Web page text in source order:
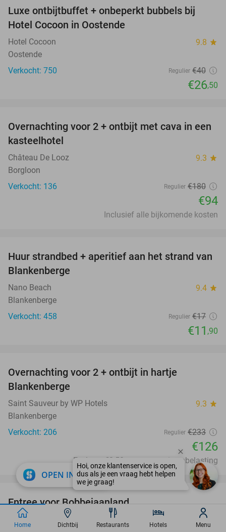
Luxe ontbijtbuffet + onbeperkt bubbels bij
Hotel Cocoon in Oostende
Hotel Cocoon 9.8 star
Oostende
Verkocht: 750
Regulier €40
€26,50
48%
Overnachting voor 2 + ontbijt met cava in een
kasteelhotel
Château De Looz 9.3 star
Borgloon
Verkocht: 136
Regulier €180
€94
Inclusief alle bijkomende kosten
30%
Huur strandbed + aperitief aan het strand van
Blankenberge
Nano Beach 9.4 star
Blankenberge
Verkocht: 458
Regulier €17
€11 ,90
Overnachting voor 2 + ontbijt in hartje
Blankenberge
Saint Sauveur by WP Hotels 9.3 star
Blankenberge
Verkocht: 206
Regulier €233
€126
Excl. ca. €2,50 p.p.p.n. toeristenbelasting
40%
favorite_border
Entree voor Bobbejaanland
Bobbejaanland 9.1
OPEN IN APP close
Home Dichtbij Restaurants Hotels Menu